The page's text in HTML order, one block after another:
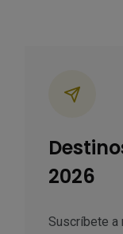
2026
Suscríbete a